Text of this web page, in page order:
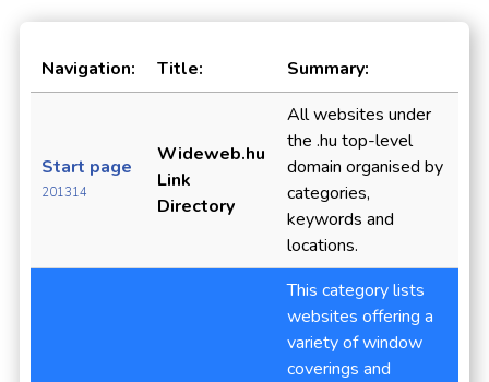
Navigation: Title: Summary:
Start page
201314
Wideweb.hu
Link
Directory
All websites under
the .hu top-level
domain organised by
categories,
keywords and
locations.
This category lists
websites offering a
variety of window
coverings and